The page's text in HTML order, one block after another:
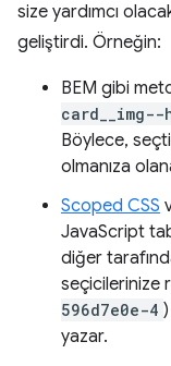
size yardımcı
geliştirdi. Örneğin:
BEM gibi
card__img--
Böylece,
olmanıza
Scoped CSS
JavaScript
diğer
seçicilerinize
596d7e0e-4
yazar.